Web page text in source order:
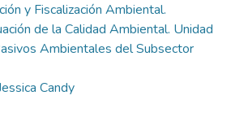
y Fiscalización Ambiental.
de la Calidad Ambiental. Unidad
Ambientales del Subsector
Candy